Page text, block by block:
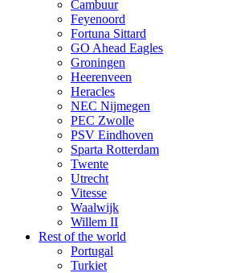
Cambuur
Feyenoord
Fortuna Sittard
GO Ahead Eagles
Groningen
Heerenveen
Heracles
NEC Nijmegen
PEC Zwolle
PSV Eindhoven
Sparta Rotterdam
Twente
Utrecht
Vitesse
Waalwijk
Willem II
Rest of the world
Portugal
Turkiet